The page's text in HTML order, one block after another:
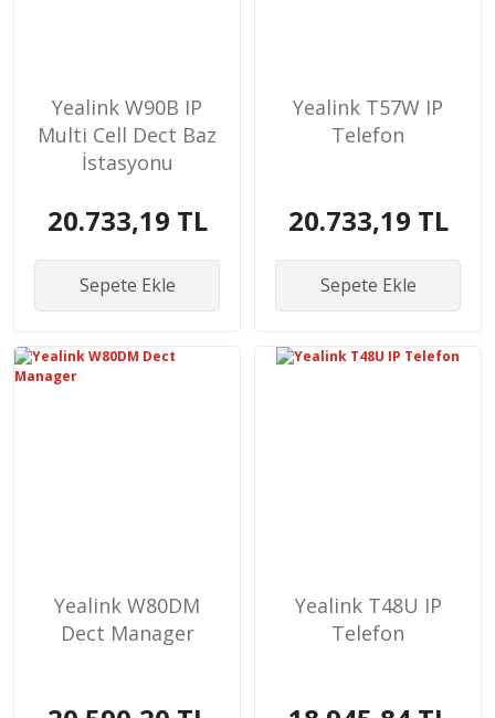
Yealink W90B IP
Multi Cell Dect Baz
İstasyonu
20.733,19 TL
Sepete Ekle
Yealink T57W IP
Telefon
20.733,19 TL
Sepete Ekle
Yealink W80DM
Dect Manager
Yealink T48U IP
Telefon